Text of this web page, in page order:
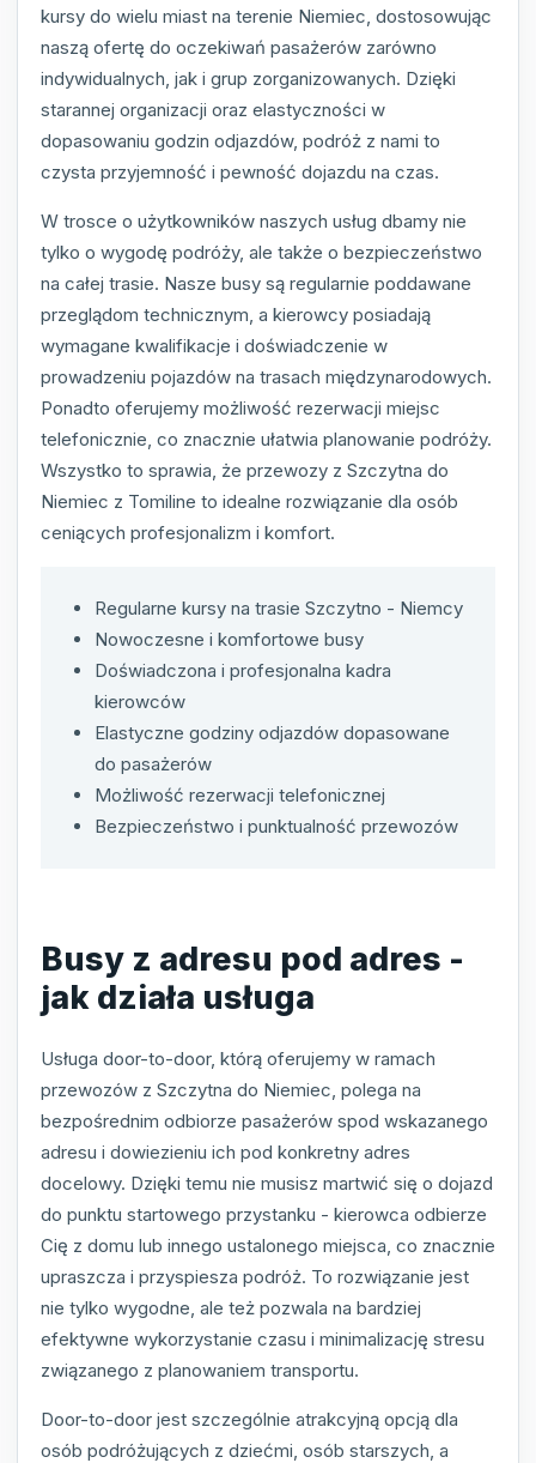
kursy do wielu miast na terenie Niemiec, dostosowując
naszą ofertę do oczekiwań pasażerów zarówno
indywidualnych, jak i grup zorganizowanych. Dzięki
starannej organizacji oraz elastyczności w
dopasowaniu godzin odjazdów, podróż z nami to
czysta przyjemność i pewność dojazdu na czas.
W trosce o użytkowników naszych usług dbamy nie
tylko o wygodę podróży, ale także o bezpieczeństwo
na całej trasie. Nasze busy są regularnie poddawane
przeglądom technicznym, a kierowcy posiadają
wymagane kwalifikacje i doświadczenie w
prowadzeniu pojazdów na trasach międzynarodowych.
Ponadto oferujemy możliwość rezerwacji miejsc
telefonicznie, co znacznie ułatwia planowanie podróży.
Wszystko to sprawia, że przewozy z Szczytna do
Niemiec z Tomiline to idealne rozwiązanie dla osób
ceniących profesjonalizm i komfort.
Regularne kursy na trasie Szczytno - Niemcy
Nowoczesne i komfortowe busy
Doświadczona i profesjonalna kadra
kierowców
Elastyczne godziny odjazdów dopasowane
do pasażerów
Możliwość rezerwacji telefonicznej
Bezpieczeństwo i punktualność przewozów
Busy z adresu pod adres -
jak działa usługa
Usługa door-to-door, którą oferujemy w ramach
przewozów z Szczytna do Niemiec, polega na
bezpośrednim odbiorze pasażerów spod wskazanego
adresu i dowiezieniu ich pod konkretny adres
docelowy. Dzięki temu nie musisz martwić się o dojazd
do punktu startowego przystanku - kierowca odbierze
Cię z domu lub innego ustalonego miejsca, co znacznie
upraszcza i przyspiesza podróż. To rozwiązanie jest
nie tylko wygodne, ale też pozwala na bardziej
efektywne wykorzystanie czasu i minimalizację stresu
związanego z planowaniem transportu.
Door-to-door jest szczególnie atrakcyjną opcją dla
osób podróżujących z dziećmi, osób starszych, a